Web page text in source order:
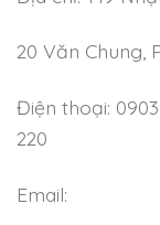
20 Văn Chung,
Điện thoại:
220
Email: